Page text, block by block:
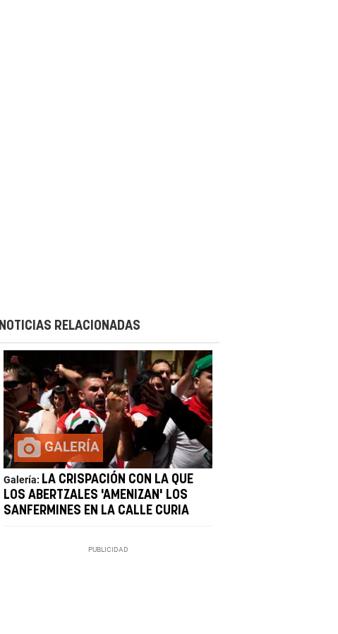
NOTICIAS RELACIONADAS
GALERÍA
Galería: LA CRISPACIÓN CON LA QUE
LOS ABERTZALES 'AMENIZAN' LOS
SANFERMINES EN LA CALLE CURIA